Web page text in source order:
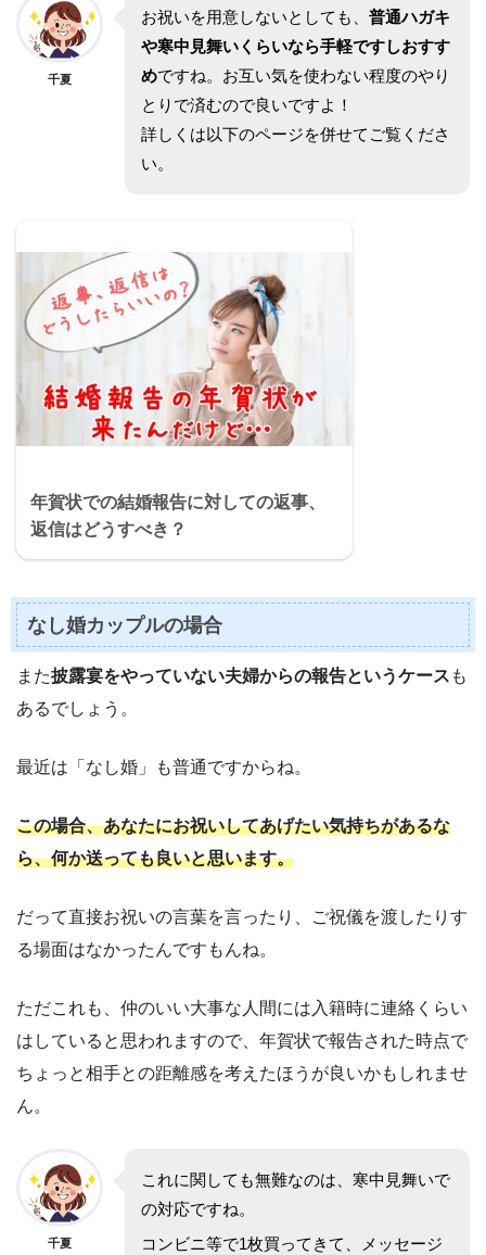
千夏
お祝いを用意しないとしても、 普通ハガキ
や寒中見舞いくらいなら手軽ですしおすす
めですね。お互い気を使わない程度のやり
とりで済むので良いですよ！
詳しくは以下のページを併せてご覧くださ
い。
年賀状での結婚報告に対しての返事、
返信はどうすべき？
なし婚カップルの場合
また披露宴をやっていない夫婦からの報告というケース も
あるでしょう。
最近は「なし婚」も普通ですからね。
この場合、あなたにお祝いしてあげたい気持ちがあるな
ら、何か送っても良いと思います。
だって直接お祝いの言葉を言ったり、ご祝儀を渡したりす
る場面はなかったんですもんね。
ただこれも、仲のいい大事な人間には入籍時に連絡くらい
はしていると思われますので、年賀状で報告された時点で
ちょっと相手との距離感を考えたほうが良いかもしれませ
ん。
千夏
これに関しても無難なのは、寒中見舞いで
の対応ですね。
コンビニ等で1枚買ってきて、メッセージ